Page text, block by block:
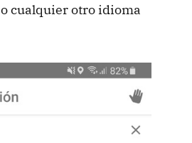
o cualquier otro idioma